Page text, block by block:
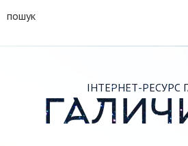
пошук
ІНТЕРНЕТ-РЕСУРС